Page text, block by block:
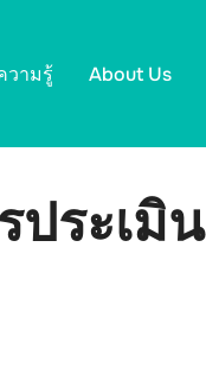
วามรู้ About Us
ประเมิน